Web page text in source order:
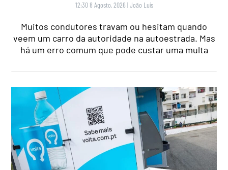
12:30 8 Agosto, 2026 |João Luís
Muitos condutores travam ou hesitam quando
veem um carro da autoridade na autoestrada. Mas
há um erro comum que pode custar uma multa